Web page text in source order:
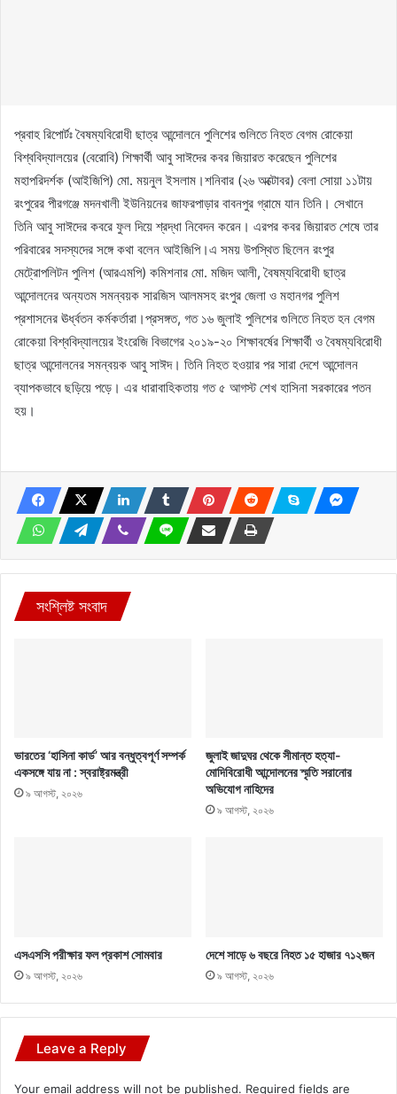
প্রবাহ রিপোর্টঃ বৈষম্যবিরোধী ছাত্র আন্দোলনে পুলিশের গুলিতে নিহত বেগম রোকেয়া
বিশ্ববিদ্যালয়ের (বেরোবি) শিক্ষার্থী আবু সাঈদের কবর জিয়ারত করেছেন পুলিশের
মহাপরিদর্শক (আইজিপি) মো. ময়নুল ইসলাম।শনিবার (২৬ অক্টোবর) বেলা সোয়া ১১টায়
রংপুরের পীরগঞ্জে মদনখালী ইউনিয়নের জাফরপাড়ার বাবনপুর গ্রামে যান তিনি। সেখানে
তিনি আবু সাঈদের কবরে ফুল দিয়ে শ্রদ্ধা নিবেদন করেন। এরপর কবর জিয়ারত শেষে তার
পরিবারের সদস্যদের সঙ্গে কথা বলেন আইজিপি।এ সময় উপস্থিত ছিলেন রংপুর
মেট্রোপলিটন পুলিশ (আরএমপি) কমিশনার মো. মজিদ আলী, বৈষম্যবিরোধী ছাত্র
আন্দোলনের অন্যতম সমন্বয়ক সারজিস আলমসহ রংপুর জেলা ও মহানগর পুলিশ
প্রশাসনের ঊর্ধ্বতন কর্মকর্তারা।প্রসঙ্গত, গত ১৬ জুলাই পুলিশের গুলিতে নিহত হন বেগম
রোকেয়া বিশ্ববিদ্যালয়ের ইংরেজি বিভাগের ২০১৯-২০ শিক্ষাবর্ষের শিক্ষার্থী ও বৈষম্যবিরোধী
ছাত্র আন্দোলনের সমন্বয়ক আবু সাঈদ। তিনি নিহত হওয়ার পর সারা দেশে আন্দোলন
ব্যাপকভাবে ছড়িয়ে পড়ে। এর ধারাবাহিকতায় গত ৫ আগস্ট শেখ হাসিনা সরকারের পতন
হয়।
সংশ্লিষ্ট সংবাদ
ভারতের ‘হাসিনা কার্ড’ আর বন্ধুত্বপূর্ণ সম্পর্ক
একসঙ্গে যায় না : স্বরাষ্ট্রমন্ত্রী
৯ আগস্ট, ২০২৬
জুলাই জাদুঘর থেকে সীমান্ত হত্যা-
মোদিবিরোধী আন্দোলনের স্মৃতি সরানোর
অভিযোগ নাহিদের
৯ আগস্ট, ২০২৬
এসএসসি পরীক্ষার ফল প্রকাশ সোমবার
৯ আগস্ট, ২০২৬
দেশে সাড়ে ৬ বছরে নিহত ১৫ হাজার ৭১২জন
৯ আগস্ট, ২০২৬
Leave a Reply
Your email address will not be published. Required fields are